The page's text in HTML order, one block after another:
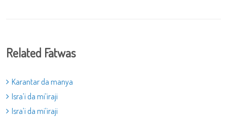
Related Fatwas
Karantar da manya
Isra’i da mi’iraji
Isra’i da mi’iraji